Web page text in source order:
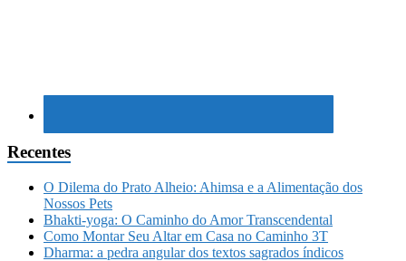
Recentes
O Dilema do Prato Alheio: Ahimsa e a Alimentação dos
Nossos Pets
Bhakti-yoga: O Caminho do Amor Transcendental
Como Montar Seu Altar em Casa no Caminho 3T
Dharma: a pedra angular dos textos sagrados índicos